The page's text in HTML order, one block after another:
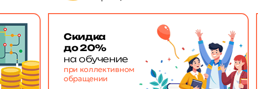
Скидка
до 20%
на обучение
при коллективном
обращении